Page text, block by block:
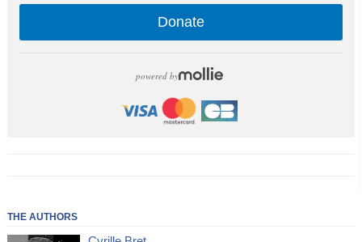
Donate
powered by
THE AUTHORS